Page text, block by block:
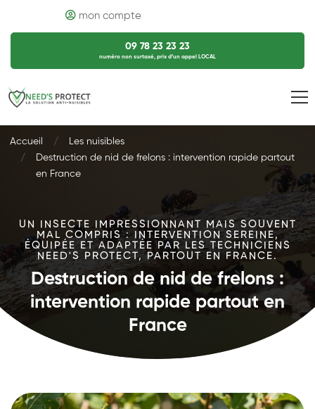
mon compte
09 78 23 23 23
numéro non surtaxé, prix d’un appel LOCAL
Accueil
Les nuisibles
Destruction de nid de frelons : intervention rapide partout
en France
UN INSECTE IMPRESSIONNANT MAIS SOUVENT
MAL COMPRIS : INTERVENTION SEREINE,
ÉQUIPÉE ET ADAPTÉE PAR LES TECHNICIENS
NEED'S PROTECT, PARTOUT EN FRANCE.
Destruction de nid de frelons :
intervention rapide partout en
France